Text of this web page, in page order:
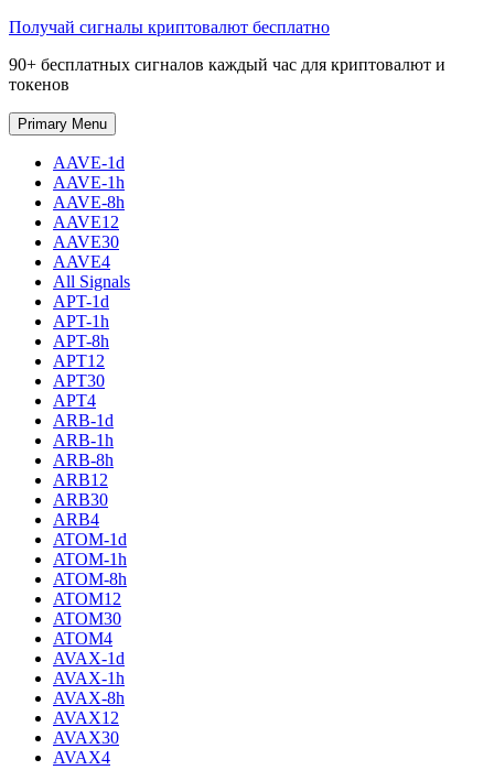
Skip
content
Получай сигналы криптовалют бесплатно
90+ бесплатных сигналов каждый час для криптовалют и
токенов
Primary Menu
AAVE-1d
AAVE-1h
AAVE-8h
AAVE12
AAVE30
AAVE4
All Signals
APT-1d
APT-1h
APT-8h
APT12
APT30
APT4
ARB-1d
ARB-1h
ARB-8h
ARB12
ARB30
ARB4
ATOM-1d
ATOM-1h
ATOM-8h
ATOM12
ATOM30
ATOM4
AVAX-1d
AVAX-1h
AVAX-8h
AVAX12
AVAX30
AVAX4